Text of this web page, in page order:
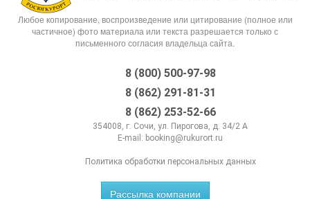
Любое копирование, воспроизведение или цитирование (полное или
частичное) фото материала или текста разрешается только с
письменного согласия владельца сайта.
8 (800) 500-97-98
8 (862) 291-81-31
8 (862) 253-52-66
354008, г. Сочи, ул. Пирогова, д. 34/2 А
E-mail: booking@rukurort.ru
Политика обработки персональных данных
Рассылка компании